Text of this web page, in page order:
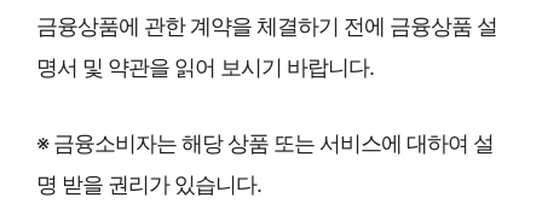
금융상품에 관한 계약을 체결하기 전에 금융상품 설
명서 및 약관을 읽어 보시기 바랍니다.
※ 금융소비자는 해당 상품 또는 서비스에 대하여 설
명 받을 권리가 있습니다.